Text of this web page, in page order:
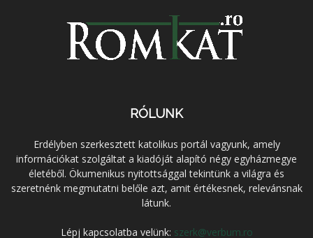
RÓLUNK
Erdélyben szerkesztett katolikus portál vagyunk, amely
információkat szolgáltat a kiadóját alapító négy egyházmegye
életéből. Ökumenikus nyitottsággal tekintünk a világra és
szeretnénk megmutatni belőle azt, amit értékesnek, relevánsnak
látunk.
Lépj kapcsolatba velünk: szerk@verbum.ro